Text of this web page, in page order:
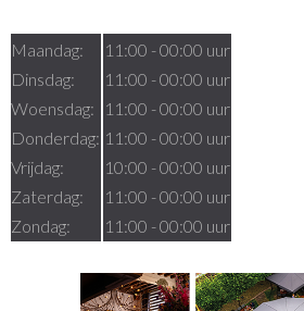
Maandag:
Dinsdag:
Woensdag:
Donderdag:
Vrijdag:
Zaterdag:
Zondag:
11:00 - 00:00 uur
11:00 - 00:00 uur
11:00 - 00:00 uur
11:00 - 00:00 uur
10:00 - 00:00 uur
11:00 - 00:00 uur
11:00 - 00:00 uur